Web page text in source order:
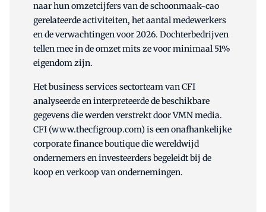
naar hun omzetcijfers van de schoonmaak-cao
gerelateerde activiteiten, het aantal medewerkers
en de verwachtingen voor 2026. Dochterbedrijven
tellen mee in de omzet mits ze voor minimaal 51%
eigendom zijn.
Het business services sectorteam van CFI
analyseerde en interpreteerde de beschikbare
gegevens die werden verstrekt door VMN media.
CFI (www.thecfigroup.com) is een onafhankelijke
corporate finance boutique die wereldwijd
ondernemers en investeerders begeleidt bij de
koop en verkoop van ondernemingen.